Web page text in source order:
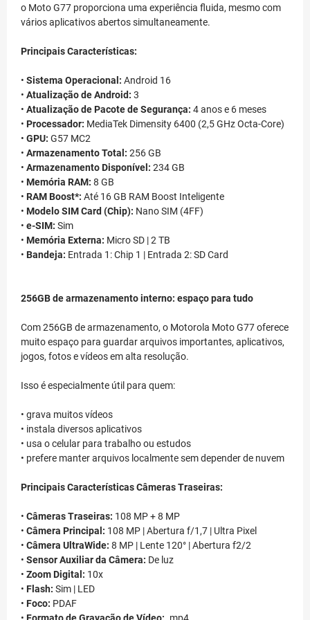
o Moto G77 proporciona uma experiência fluida, mesmo com
vários aplicativos abertos simultaneamente.
Principais Características:
• Sistema Operacional: Android 16
• Atualização de Android: 3
• Atualização de Pacote de Segurança: 4 anos e 6 meses
• Processador: MediaTek Dimensity 6400 (2,5 GHz Octa-Core)
• GPU: G57 MC2
• Armazenamento Total: 256 GB
• Armazenamento Disponível: 234 GB
• Memória RAM: 8 GB
• RAM Boost*: Até 16 GB RAM Boost Inteligente
• Modelo SIM Card (Chip): Nano SIM (4FF)
• e-SIM: Sim
• Memória Externa: Micro SD | 2 TB
• Bandeja: Entrada 1: Chip 1 | Entrada 2: SD Card
256GB de armazenamento interno: espaço para tudo
Com 256GB de armazenamento, o Motorola Moto G77 oferece
muito espaço para guardar arquivos importantes, aplicativos,
jogos, fotos e vídeos em alta resolução.
Isso é especialmente útil para quem:
• grava muitos vídeos
• instala diversos aplicativos
• usa o celular para trabalho ou estudos
• prefere manter arquivos localmente sem depender de nuvem
Principais Características Câmeras Traseiras:
• Câmeras Traseiras: 108 MP + 8 MP
• Câmera Principal: 108 MP | Abertura f/1,7 | Ultra Pixel
• Câmera UltraWide: 8 MP | Lente 120° | Abertura f2/2
• Sensor Auxiliar da Câmera: De luz
• Zoom Digital: 10x
• Flash: Sim | LED
• Foco: PDAF